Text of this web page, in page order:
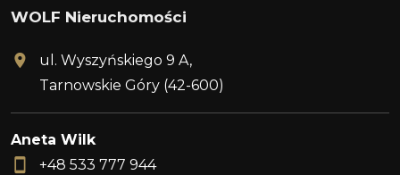
WOLF Nieruchomości
ul. Wyszyńskiego 9 A,
Tarnowskie Góry (42-600)
Aneta Wilk
+48 533 777 944